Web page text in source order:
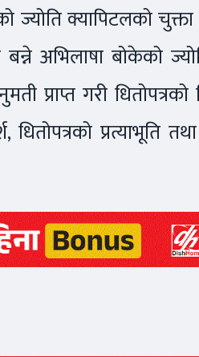
क्यापिटलको
अभिलाषा बोकेको
प्राप्त गरी
प्रत्याभूति तथा